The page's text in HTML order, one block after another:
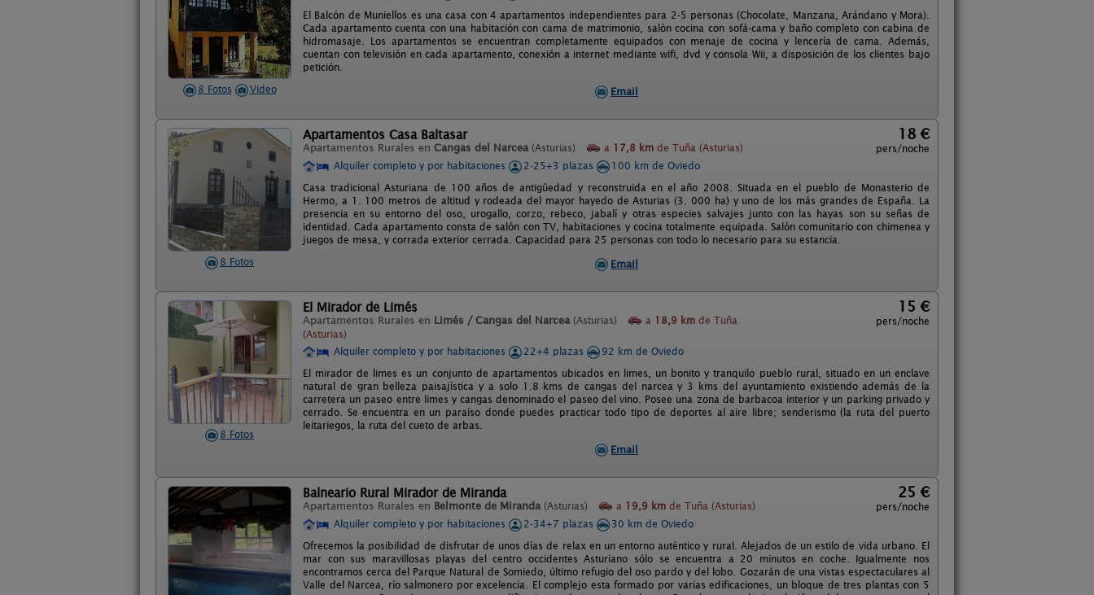
8 Fotos Video
El Balcón de Muniellos es una casa con 4 apartamentos independientes para 2-5 personas (Chocolate, Manzana, Arándano y Mora).
Cada apartamento cuenta con una habitación con cama de matrimonio, salón cocina con sofá-cama y baño completo con cabina de
hidromasaje. Los apartamentos se encuentran completamente equipados con menaje de cocina y lencería de cama. Además,
cuentan con televisión en cada apartamento, conexión a internet mediante wifi, dvd y consola Wii, a disposición de los clientes bajo
petición.
Email
8 Fotos
Apartamentos Casa Baltasar
Apartamentos Rurales en Cangas del Narcea (Asturias) a 17,8 km de Tuña (Asturias)
18 €
pers/noche
Alquiler completo y por habitaciones
2-25+3 plazas
100 km de Oviedo
Casa tradicional Asturiana de 100 años de antigüedad y reconstruida en el año 2008. Situada en el pueblo de Monasterio de
Hermo, a 1. 100 metros de altitud y rodeada del mayor hayedo de Asturias (3. 000 ha) y uno de los más grandes de España. La
presencia en su entorno del oso, urogallo, corzo, rebeco, jabalí y otras especies salvajes junto con las hayas son su señas de
identidad. Cada apartamento consta de salón con TV, habitaciones y cocina totalmente equipada. Salón comunitario con chimenea y
juegos de mesa, y corrada exterior cerrada. Capacidad para 25 personas con todo lo necesario para su estancia.
Email
8 Fotos
El Mirador de Limés
Apartamentos Rurales en Limés / Cangas del Narcea (Asturias) a 18,9 km de Tuña
(Asturias)
15 €
pers/noche
Alquiler completo y por habitaciones 22+4 plazas
92 km de Oviedo
El mirador de limes es un conjunto de apartamentos ubicados en limes, un bonito y tranquilo pueblo rural, situado en un enclave
natural de gran belleza paisajística y a solo 1.8 kms de cangas del narcea y 3 kms del ayuntamiento existiendo además de la
carretera un paseo entre limes y cangas denominado el paseo del vino. Posee una zona de barbacoa interior y un parking privado y
cerrado. Se encuentra en un paraíso donde puedes practicar todo tipo de deportes al aire libre; senderismo (la ruta del puerto
leitariegos, la ruta del cueto de arbas.
Email
Balneario Rural Mirador de Miranda
Apartamentos Rurales en Belmonte de Miranda (Asturias) a 19,9 km de Tuña (Asturias)
25 €
pers/noche
Alquiler completo y por habitaciones
2-34+7 plazas
30 km de Oviedo
Ofrecemos la posibilidad de disfrutar de unos días de relax en un entorno auténtico y rural. Alejados de un estilo de vida urbano. El
mar con sus maravillosas playas del centro occidentes Asturiano sólo se encuentra a 20 minutos en coche. Igualmente nos
encontramos cerca del Parque Natural de Somiedo, último refugio del oso pardo y del lobo. Gozarán de una vistas espectaculares al
Valle del Narcea, río salmonero por excelencia. El complejo esta formado por varias edificaciones, un bloque de tres plantas con 5